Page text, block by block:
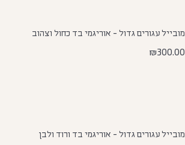
מובייל עגורים גדול - אוריגמי בד כחול וצהוב
₪300.00
מובייל עגורים גדול - אוריגמי בד ורוד ולבן